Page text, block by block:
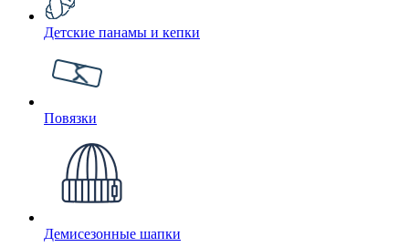
Детские панамы и кепки
Повязки
Демисезонные шапки